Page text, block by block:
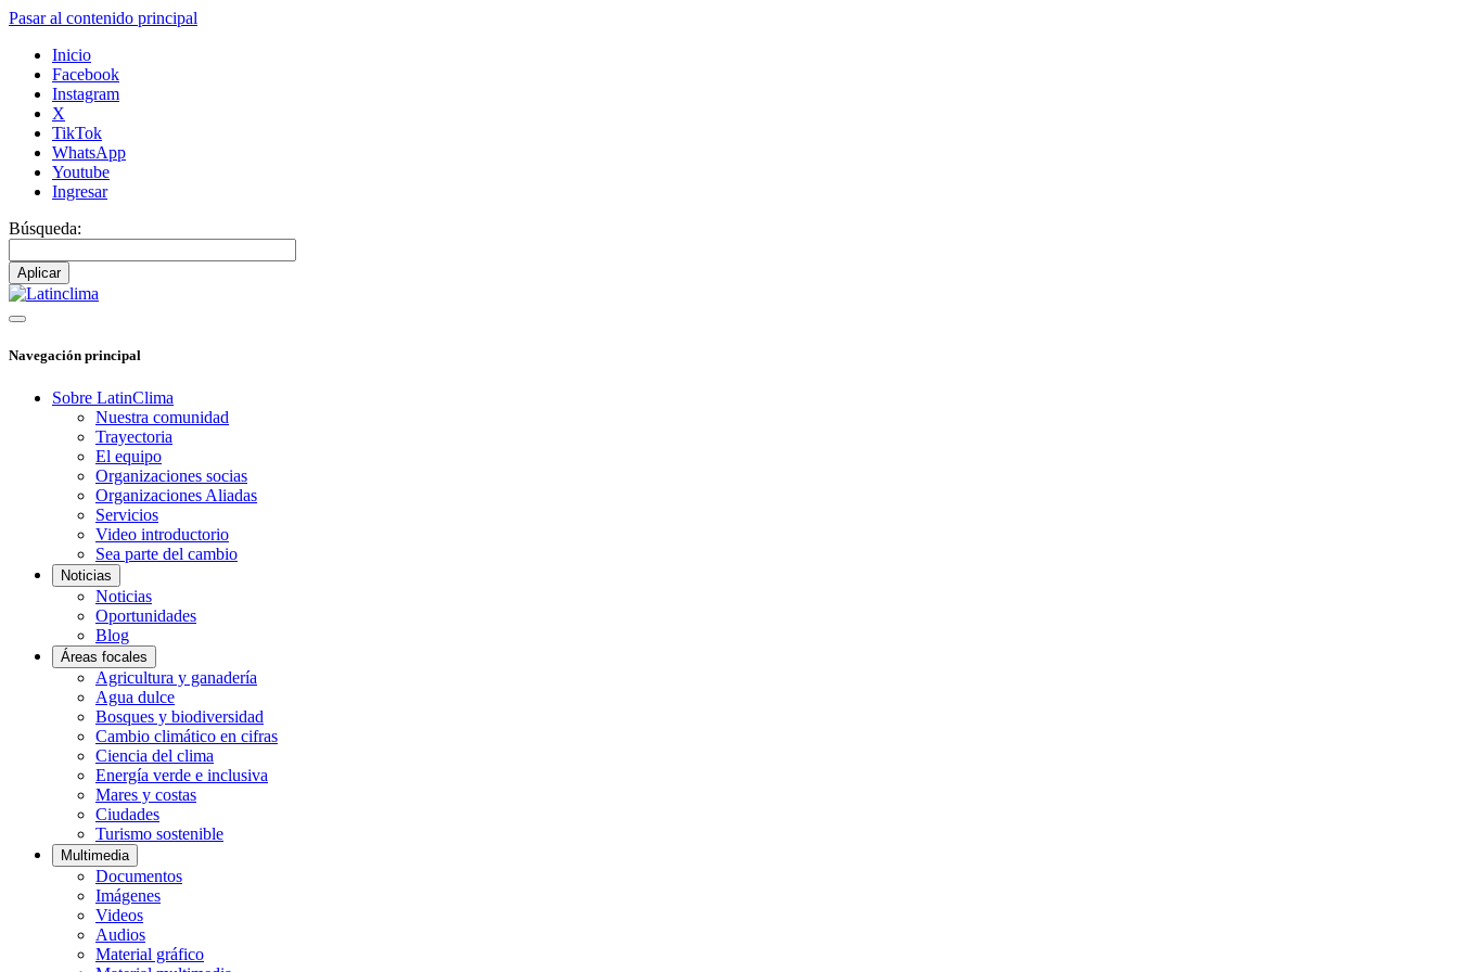
Pasar al contenido principal
Inicio
Facebook
Instagram
X
TikTok
WhatsApp
Youtube
Ingresar
Búsqueda:
Navegación principal
Sobre LatinClima
Nuestra comunidad
Trayectoria
El equipo
Organizaciones socias
Organizaciones Aliadas
Servicios
Video introductorio
Sea parte del cambio
Noticias
Noticias
Oportunidades
Blog
Áreas focales
Agricultura y ganadería
Agua dulce
Bosques y biodiversidad
Cambio climático en cifras
Ciencia del clima
Energía verde e inclusiva
Mares y costas
Ciudades
Turismo sostenible
Multimedia
Documentos
Imágenes
Videos
Audios
Material gráfico